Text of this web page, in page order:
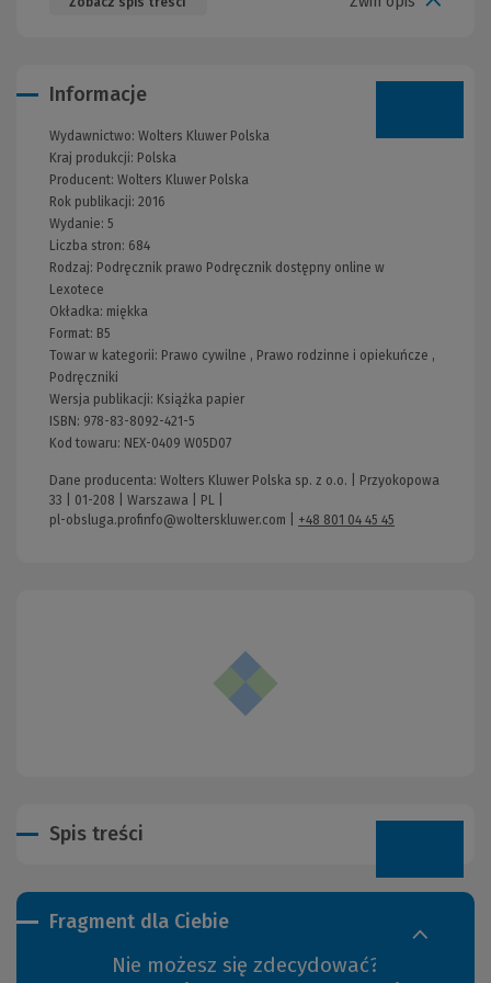
Fragment dla Ciebie
Nie możesz się zdecydować?
Informacje
Wydawnictwo: Wolters Kluwer Polska
Kraj produkcji: Polska
Producent: Wolters Kluwer Polska
Rok publikacji: 2016
Wydanie: 5
Liczba stron: 684
Rodzaj: Podręcznik prawo Podręcznik dostępny online w
Lexotece
Okładka: miękka
Format: B5
Towar w kategorii: Prawo cywilne , Prawo rodzinne i opiekuńcze ,
Podręczniki
Wersja publikacji: Książka papier
ISBN: 978-83-8092-421-5
Kod towaru: NEX-0409 W05D07
Dane producenta: Wolters Kluwer Polska sp. z o.o. | Przyokopowa
33 | 01-208 | Warszawa | PL |
pl-obsluga.profinfo@wolterskluwer.com
+48 801 04 45 45
Spis treści